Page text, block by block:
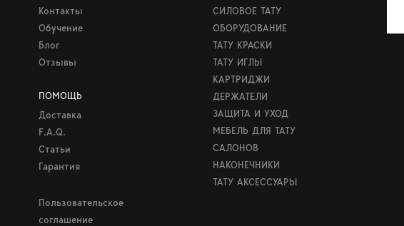
Контакты
Обучение
Блог
Отзывы
ПОМОЩЬ
Доставка
F.A.Q.
Статьи
Гарантия
Пользовательское
соглашение
СИЛОВОЕ ТАТУ
ОБОРУДОВАНИЕ
ТАТУ КРАСКИ
ТАТУ ИГЛЫ
КАРТРИДЖИ
ДЕРЖАТЕЛИ
ЗАЩИТА И УХОД
МЕБЕЛЬ ДЛЯ ТАТУ
САЛОНОВ
НАКОНЕЧНИКИ
ТАТУ АКСЕССУАРЫ